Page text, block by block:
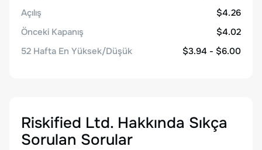
Açılış
$4.26
Önceki Kapanış
$4.02
52 Hafta En Yüksek/Düşük
$3.94 - $6.00
Riskified Ltd. Hakkında Sıkça
Sorulan Sorular